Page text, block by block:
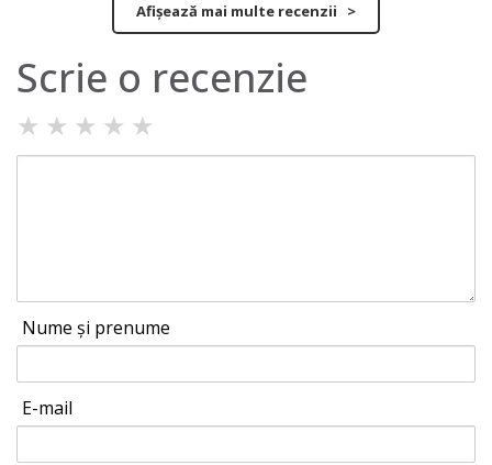
Afișează mai multe recenzii >
Scrie o recenzie
★ ★ ★ ★ ★
Nume și prenume
E-mail